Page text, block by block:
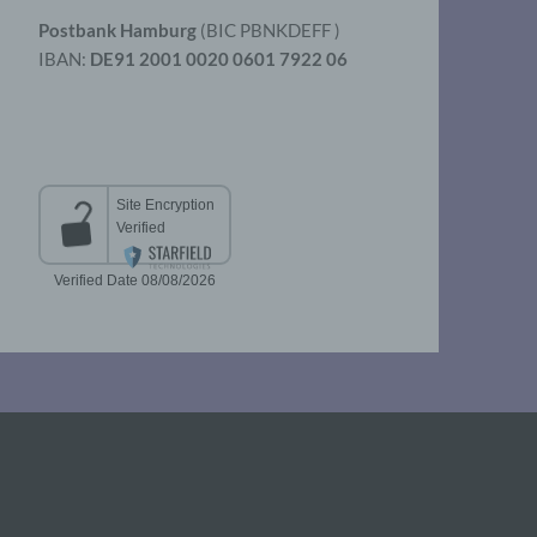
Postbank Hamburg (BIC PBNKDEFF )
IBAN: DE91 2001 0020 0601 7922 06